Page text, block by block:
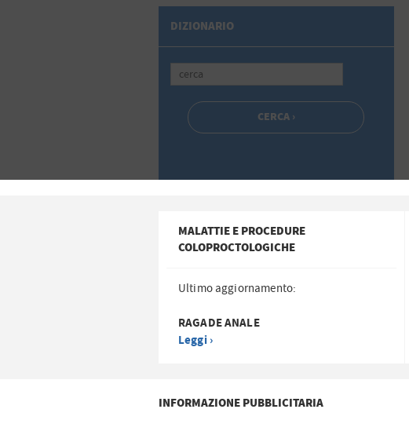
DIZIONARIO
MALATTIE E PROCEDURE
COLOPROCTOLOGICHE
Ultimo aggiornamento:
RAGADE ANALE
Leggi ›
INFORMAZIONE PUBBLICITARIA